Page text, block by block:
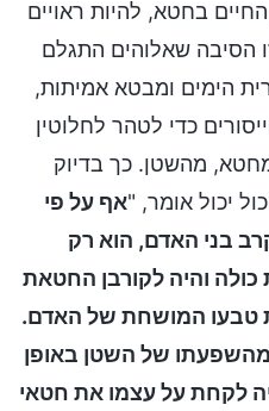
החיים בחטא, להיות ראויים
הסיבה שאלוהים התגלם
הימים ומבטא אמיתות,
כדי לטהר לחלוטין
מהשטן. כך בדיוק
יכול אומר, "אף על פי
בני האדם, הוא רק
והיה לקורבן החטאת
טבעו המושחת של האדם.
של השטן באופן
לקחת על עצמו את חטאי